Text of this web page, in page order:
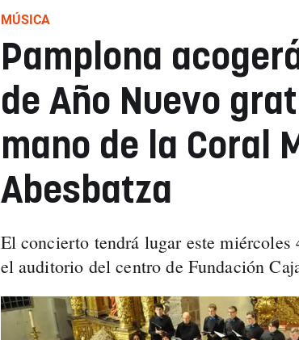
MÚSICA
Pamplona
de Año Nuevo
mano de la Coral
Abesbatza
El concierto tendrá lugar este miércoles
el auditorio del centro de Fundación